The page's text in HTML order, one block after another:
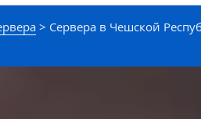
> Сервера в Чешской